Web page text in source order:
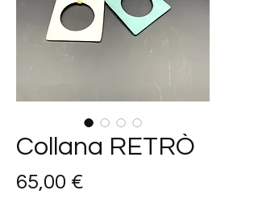
Collana RETRÒ
65,00 €